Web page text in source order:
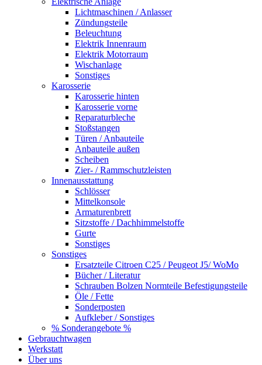
Lichtmaschinen / Anlasser
Zündungsteile
Beleuchtung
Elektrik Innenraum
Elektrik Motorraum
Wischanlage
Sonstiges
Karosserie
Karosserie hinten
Karosserie vorne
Reparaturbleche
Stoßstangen
Türen / Anbauteile
Anbauteile außen
Scheiben
Zier- / Rammschutzleisten
Innenausstattung
Schlösser
Mittelkonsole
Armaturenbrett
Sitzstoffe / Dachhimmelstoffe
Gurte
Sonstiges
Sonstiges
Ersatzteile Citroen C25 / Peugeot J5/ WoMo
Bücher / Literatur
Schrauben Bolzen Normteile Befestigungsteile
Öle / Fette
Sonderposten
Aufkleber / Sonstiges
% Sonderangebote %
Gebrauchtwagen
Werkstatt
Über uns